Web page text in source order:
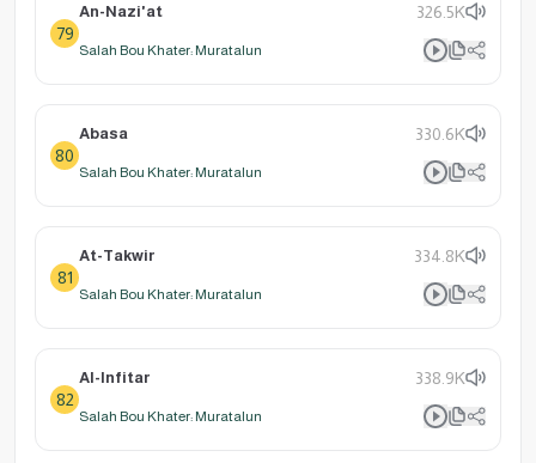
79
An-Nazi'at 326.5K
Salah Bou Khater: Muratalun
80
Abasa 330.6K
Salah Bou Khater: Muratalun
81
At-Takwir 334.8K
Salah Bou Khater: Muratalun
82
Al-Infitar 338.9K
Salah Bou Khater: Muratalun